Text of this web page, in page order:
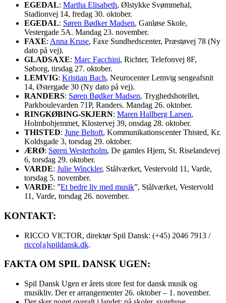
EGEDAL: Martha Elisabeth, Ølstykke Svømmehal,
Stadionvej 14, fredag 30. oktober.
EGEDAL: Søren Bødker Madsen, Ganløse Skole,
Vestergade 5A. Mandag 23. november.
FAXE: Anna Kruse, Faxe Sundhedscenter, Præstøvej 78 (Ny
dato på vej).
GLADSAXE: Marc Facchini, Richter, Telefonvej 8F,
Søborg, tirsdag 27. oktober.
LEMVIG: Kristian Bach, Neurocenter Lemvig sengeafsnit
14, Østergade 30 (Ny dato på vej).
RANDERS: Søren Bødker Madsen, Tryghedshotellet,
Parkboulevarden 71P, Randers. Mandag 26. oktober.
RINGKØBING-SKJERN: Maren Hallberg Larsen,
Holmbohjemmet, Klostervej 39, onsdag 28. oktober.
THISTED: June Beltoft, Kommunikationscenter Thisted, Kr.
Koldsgade 3, torsdag 29. oktober.
ÆRØ: Søren Westerholm, De gamles Hjem, St. Riselandevej
6, torsdag 29. oktober.
VARDE: Julie Winckler, Stålværket, Vestervold 11, Varde,
torsdag 5. november.
VARDE: ”Et bedre liv med musik”, Stålværket, Vestervold
11, Varde, torsdag 26. november.
KONTAKT:
RICCO VICTOR, direktør Spil Dansk: (+45) 2046 7913 /
ricco[a]spildansk.dk.
FAKTA OM SPIL DANSK UGEN:
Spil Dansk Ugen er årets store fest for dansk musik og
musikliv. Der er arrangementer 26. oktober – 1. november.